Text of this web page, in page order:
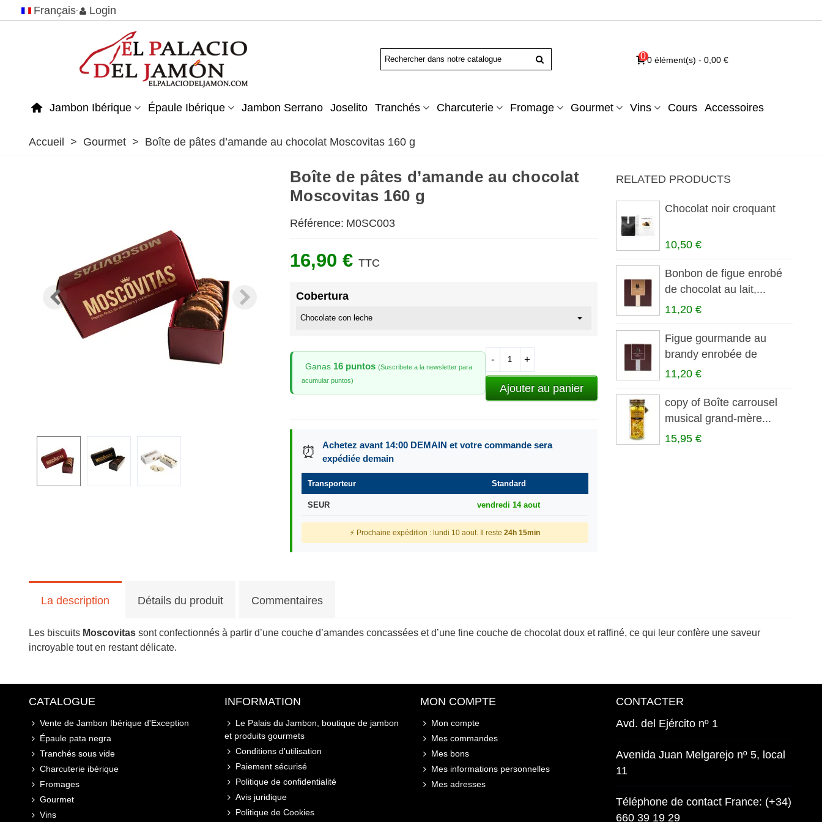
Français Login
00 élément(s) - 0,00 €
Jambon Ibérique Épaule Ibérique Jambon Serrano Joselito Tranchés Charcuterie Fromage Gourmet Vins Cours Accessoires
Accueil > Gourmet > Boîte de pâtes d’amande au chocolat Moscovitas 160 g
Boîte de pâtes d’amande au chocolat
Moscovitas 160 g
Référence: M0SC003
16,90 € TTC
Cobertura
Ganas 16 puntos (Suscribete a la newsletter para
acumular puntos)
- +
Ajouter au panier
⏰
Achetez avant 14:00 DEMAIN et votre commande sera
expédiée demain
Transporteur Standard
SEUR vendredi 14 aout
⚡ Prochaine expédition : lundi 10 aout. Il reste 24h 15min
RELATED PRODUCTS
Chocolat noir croquant
10,50 €
Bonbon de figue enrobé
de chocolat au lait,...
11,20 €
Figue gourmande au
brandy enrobée de
chocolat...
11,20 €
copy of Boîte carrousel
musical grand-mère...
15,95 €
La description Détails du produit Commentaires
Les biscuits Moscovitas sont confectionnés à partir d’une couche d’amandes concassées et d’une fine couche de chocolat doux et raffiné, ce qui leur confère une saveur
incroyable tout en restant délicate.
CATALOGUE
Vente de Jambon Ibérique d'Exception
Épaule pata negra
Tranchés sous vide
Charcuterie ibérique
Fromages
Gourmet
Vins
INFORMATION
Le Palais du Jambon, boutique de jambon
et produits gourmets
Conditions d'utilisation
Paiement sécurisé
Politique de confidentialité
Avis juridique
Politique de Cookies
MON COMPTE
Mon compte
Mes commandes
Mes bons
Mes informations personnelles
Mes adresses
CONTACTER
Avd. del Ejército nº 1
Avenida Juan Melgarejo nº 5, local
11
Téléphone de contact France: (+34)
660 39 19 29